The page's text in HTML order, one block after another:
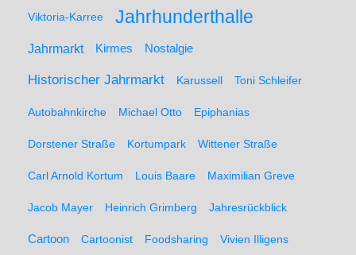
Viktoria-Karree Jahrhunderthalle
Jahrmarkt Kirmes Nostalgie
Historischer Jahrmarkt Karussell Toni Schleifer
Autobahnkirche Michael Otto Epiphanias
Dorstener Straße Kortumpark Wittener Straße
Carl Arnold Kortum Louis Baare Maximilian Greve
Jacob Mayer Heinrich Grimberg Jahresrückblick
Cartoon Cartoonist Foodsharing Vivien Illigens